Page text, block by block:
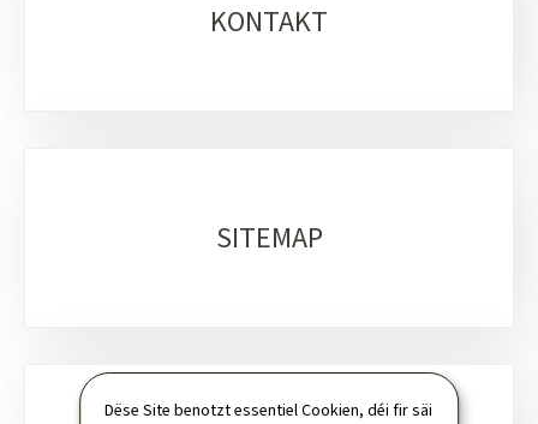
Dëse Site benotzt essentiel Cookien, déi fir säi
KONTAKT
SITEMAP